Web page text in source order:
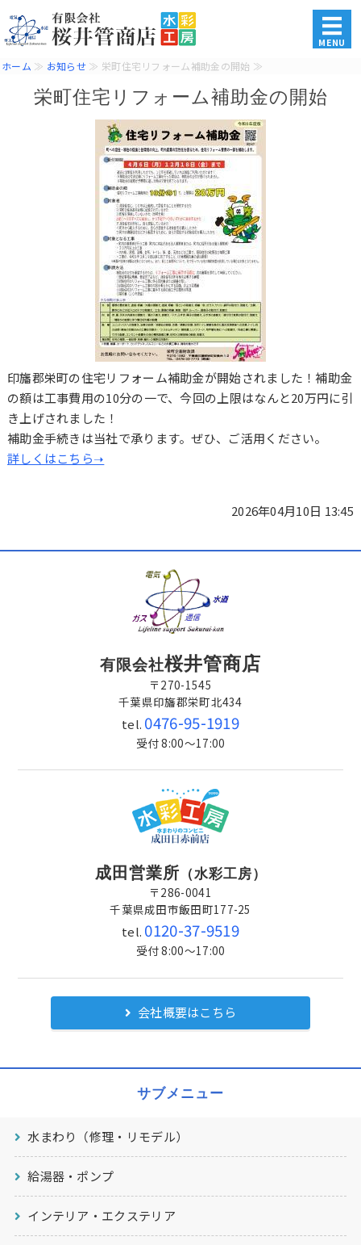
水道・電気・ガス・各種
MENU
ホーム ≫ お知らせ ≫ 栄町住宅リフォーム補助金の開始 ≫
栄町住宅リフォーム補助金の開始
印旛郡栄町の住宅リフォーム補助金が開始されました！補助金
の額は工事費用の10分の一で、今回の上限はなんと20万円に引
き上げされました！
補助金手続きは当社で承ります。ぜひ、ご活用ください。
詳しくはこちら➝
2026年04月10日 13:45
有限会社桜井管商店
〒270-1545
千葉県印旛郡栄町北434
tel. 0476-95-1919
受付 8:00～17:00
成田営業所 （水彩工房）
〒286-0041
千葉県成田市飯田町177-25
tel. 0120-37-9519
受付 8:00～17:00
会社概要はこちら
サブメニュー
水まわり（修理・リモデル）
給湯器・ポンプ
インテリア・エクステリア